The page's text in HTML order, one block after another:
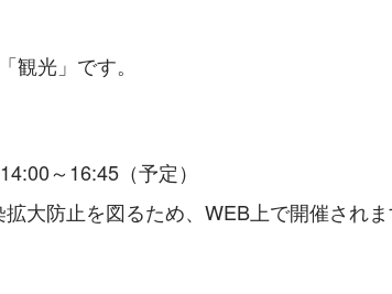
観光」です。
～16:45（予定）
大防止を図るため、WEB上で開催されま